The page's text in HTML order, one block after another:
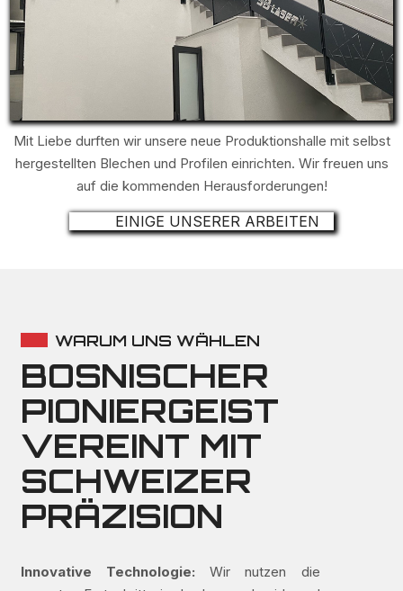
Mit Liebe durften wir unsere neue Produktionshalle mit selbst
hergestellten Blechen und Profilen einrichten. Wir freuen uns
auf die kommenden Herausforderungen!
EINIGE UNSERER ARBEITEN
WARUM UNS WÄHLEN
BOSNISCHER
PIONIERGEIST
VEREINT MIT
SCHWEIZER
PRÄZISION
Innovative Technologie: Wir nutzen die